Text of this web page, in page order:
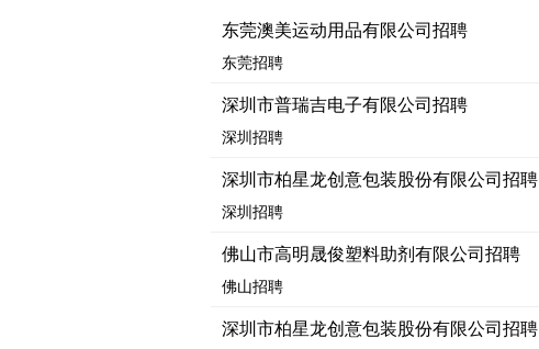
东莞澳美运动用品有限公司招聘
东莞招聘
深圳市普瑞吉电子有限公司招聘
深圳招聘
深圳市柏星龙创意包装股份有限公司招聘
深圳招聘
佛山市高明晟俊塑料助剂有限公司招聘
佛山招聘
深圳市柏星龙创意包装股份有限公司招聘